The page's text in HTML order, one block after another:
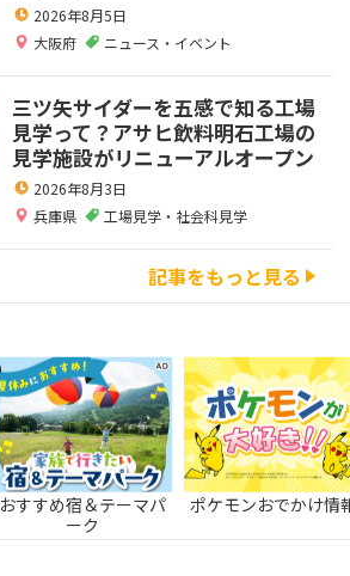
2026年8月5日
大阪府
ニュース・イベント
三ツ矢サイダーを五感で知る工場
見学って？アサヒ飲料明石工場の
見学施設がリニューアルオープン
2026年8月3日
兵庫県
工場見学・社会科見学
記事をもっと見る
おすすめ宿＆テーマパ
ーク
ポケモンおでかけ情